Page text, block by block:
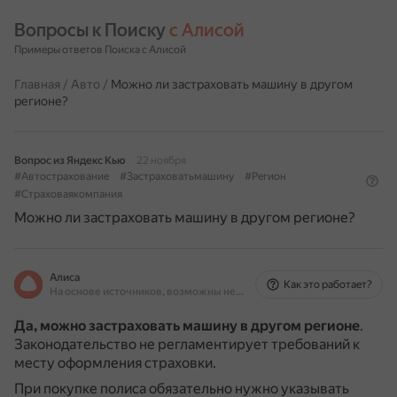
Вопросы к Поиску с Алисой
Примеры ответов Поиска с Алисой
Главная / Авто / Можно ли застраховать машину в другом
регионе?
Вопрос из Яндекс Кью
22 ноября
#Автострахование
#Застраховатьмашину
#Регион
#Страховаякомпания
Можно ли застраховать машину в другом регионе?
Алиса
На основе источников, возможны неточности
Как это работает?
Да, можно застраховать машину в другом регионе.
Законодательство не регламентирует требований к
месту оформления страховки.
При покупке полиса обязательно нужно указывать